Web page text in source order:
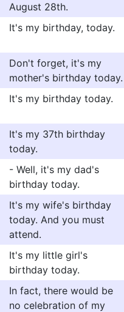
August 28th.
It's my birthday, today.
Don't forget, it's my
mother's birthday today.
It's my birthday today.
It's my 37th birthday
today.
- Well, it's my dad's
birthday today.
It's my wife's birthday
today. And you must
attend.
It's my little girl's
birthday today.
In fact, there would be
no celebration of my